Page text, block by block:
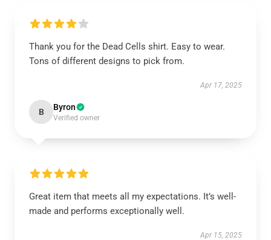
Thank you for the Dead Cells shirt. Easy to wear.
Tons of different designs to pick from.
Apr 17, 2025
B Byron
Verified owner
Great item that meets all my expectations. It’s well-
made and performs exceptionally well.
Apr 15, 2025